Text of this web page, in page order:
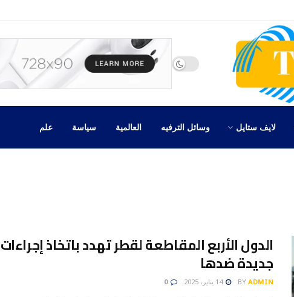
لايف ستايل وسائل الترفيه العالمية سياسة علم
الدول الأربع المقاطعة لقطر تهدد باتخاذ إجراءات
جديدة ضدها
BY ADMIN 14 يناير، 2025 0